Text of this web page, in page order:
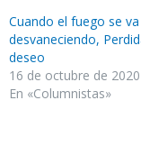
Cuando el fuego se va
desvaneciendo,
deseo
16 de octubre de 2020
En «Columnistas»